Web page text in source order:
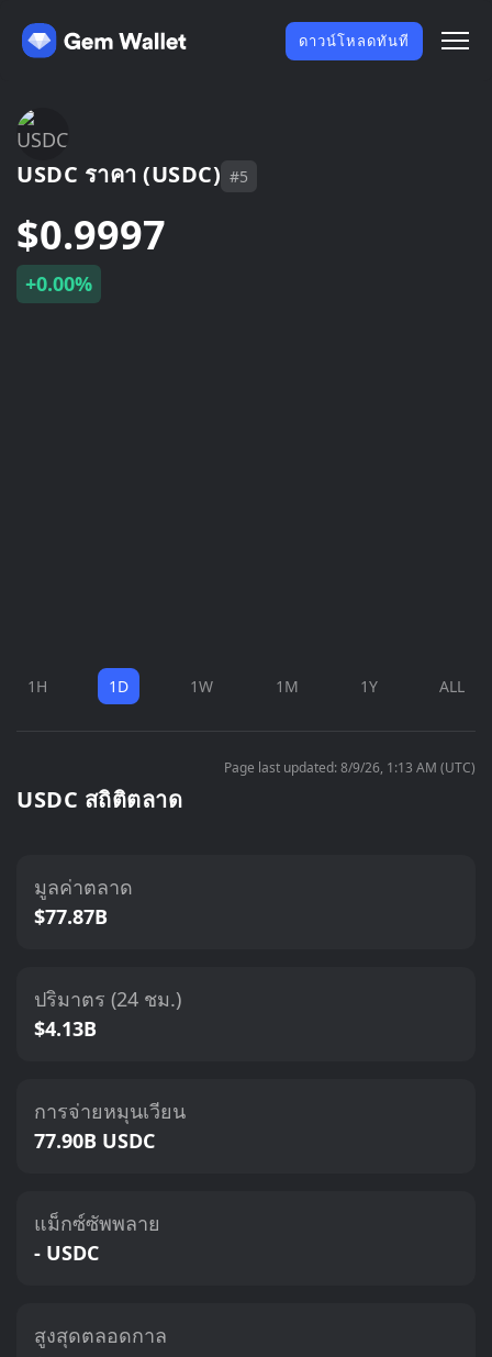
ดาวน์โหลดทันที
USDC ราคา (USDC) #5
$0.9997
+0.00%
1H 1D 1W 1M 1Y ALL
Page last updated: 8/9/26, 1:13 AM (UTC)
USDC สถิติตลาด
มูลค่าตลาด
$77.87B
ปริมาตร (24 ชม.)
$4.13B
การจ่ายหมุนเวียน
77.90B USDC
แม็กซ์ซัพพลาย
- USDC
สูงสุดตลอดกาล